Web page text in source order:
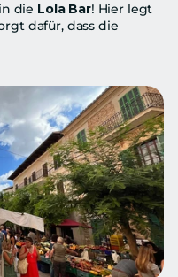
die Lola Bar! Hier legt
dafür, dass die